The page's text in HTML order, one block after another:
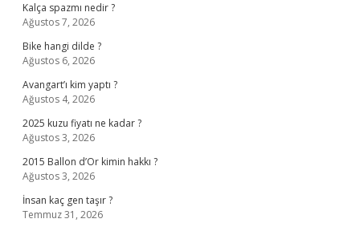
Kalça spazmı nedir ?
Ağustos 7, 2026
Bike hangi dilde ?
Ağustos 6, 2026
Avangart’ı kim yaptı ?
Ağustos 4, 2026
2025 kuzu fiyatı ne kadar ?
Ağustos 3, 2026
2015 Ballon d’Or kimin hakkı ?
Ağustos 3, 2026
İnsan kaç gen taşır ?
Temmuz 31, 2026